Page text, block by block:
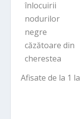
înlocuirii
nodurilor
negre
căzătoare din
cherestea
Afisate de la 1